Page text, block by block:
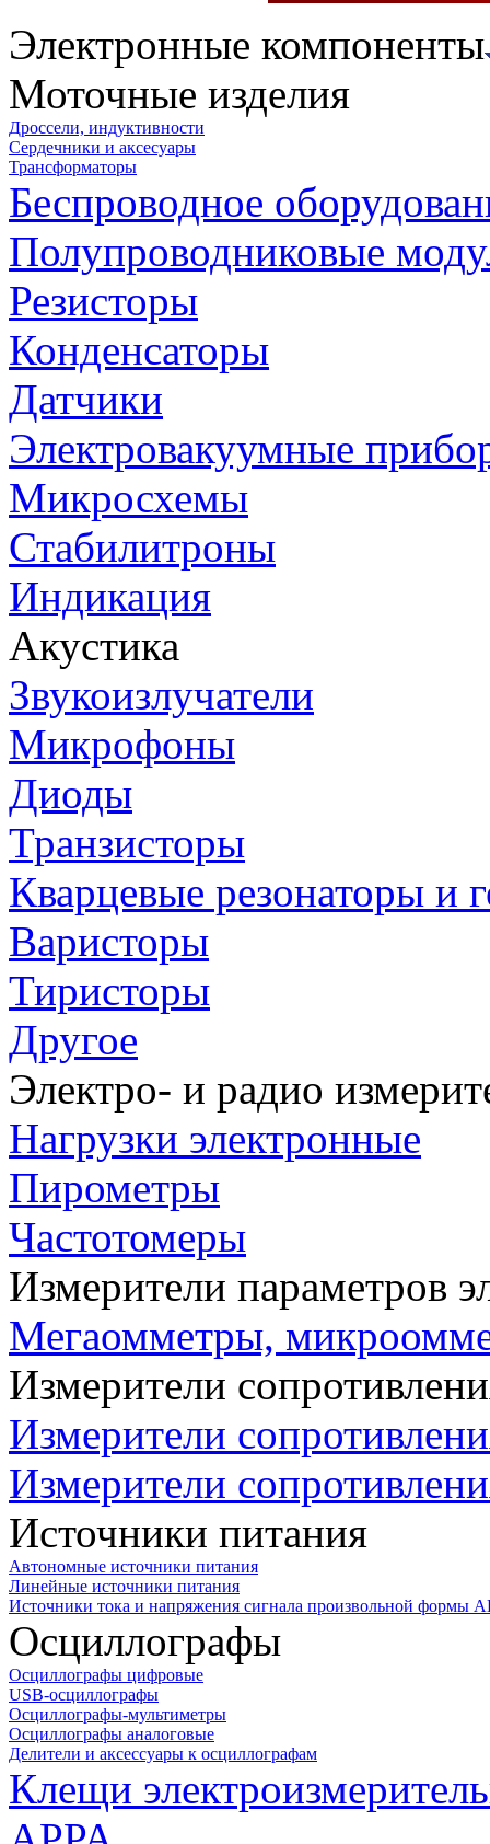
Электронные компоненты
Моточные изделия
Дроссели, индуктивности
Сердечники и аксесуары
Трансформаторы
Беспроводное
Полупроводниковые
Резисторы
Конденсаторы
Датчики
Электровакуумные
Микросхемы
Стабилитроны
Индикация
Акустика
Звукоизлучатели
Микрофоны
Диоды
Транзисторы
Кварцевые резонаторы и
Варисторы
Тиристоры
Другое
Электро- и радио
Нагрузки электронные
Пирометры
Частотомеры
Измерители параметров
Мегаомметры,
Измерители
Измерители
Измерители
Источники питания
Автономные источники питания
Линейные источники питания
Источники тока и напряжения сигнала произвольной формы
Осциллографы
Осциллографы цифровые
USB-осциллографы
Осциллографы-мультиметры
Осциллографы аналоговые
Делители и аксессуары к осциллографам
Клещи